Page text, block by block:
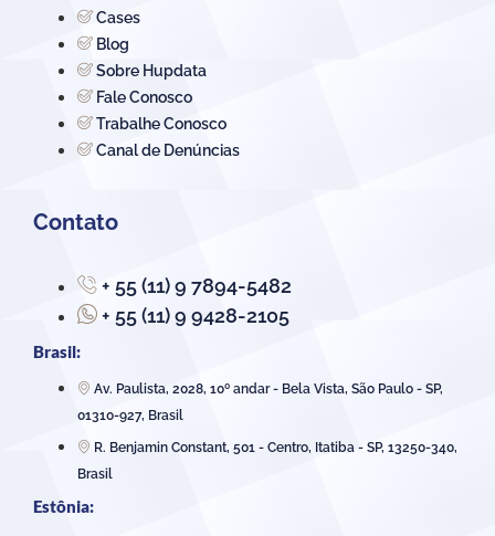
Cases
Blog
Sobre Hupdata
Fale Conosco
Trabalhe Conosco
Canal de Denúncias
Contato
+ 55 (11) 9 7894-5482
+ 55 (11) 9 9428-2105
Brasil:
Av. Paulista, 2028, 10º andar - Bela Vista, São Paulo - SP,
01310-927, Brasil
R. Benjamin Constant, 501 - Centro, Itatiba - SP, 13250-340,
Brasil
Estônia: